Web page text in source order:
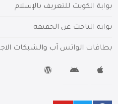
بوابة الكويت للتعريف بالإسلام
بوابة الباحث عن الحقيقة
بطاقات الواتس آب والشبكات